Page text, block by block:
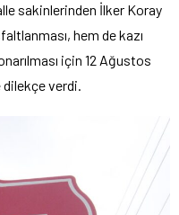
sakinlerinden İlker Koray
hem de kazı
için 12 Ağustos
dilekçe verdi.